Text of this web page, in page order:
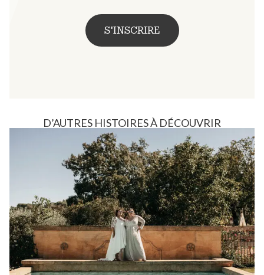
S'INSCRIRE
D’AUTRES HISTOIRES À DÉCOUVRIR